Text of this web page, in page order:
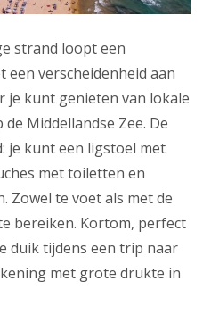
strand loopt een
een verscheidenheid aan
je kunt genieten van lokale
Middellandse Zee. De
je kunt een ligstoel met
met toiletten en
Zowel te voet als met de
bereiken. Kortom, perfect
duik tijdens een trip naar
met grote drukte in